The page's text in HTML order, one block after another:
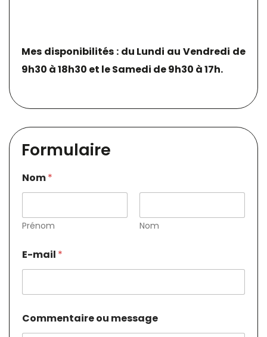
Mes disponibilités : du Lundi au Vendredi de
9h30 à 18h30 et le Samedi de 9h30 à 17h.
Formulaire
Nom*
Prénom Nom
E-mail *
Commentaire ou message